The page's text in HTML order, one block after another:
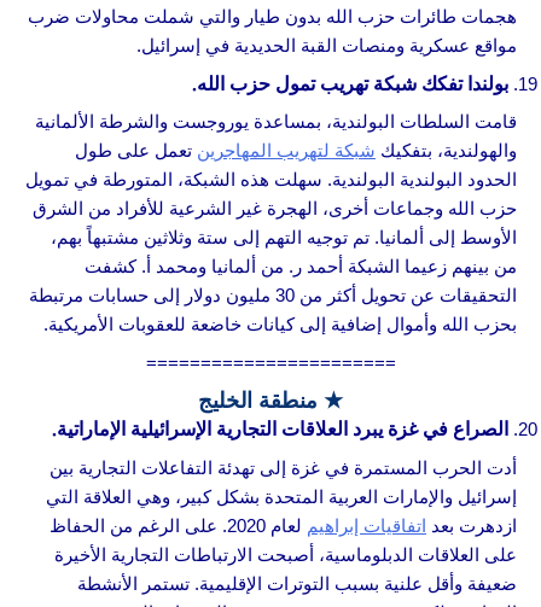
هجمات طائرات حزب الله بدون طيار والتي شملت محاولات ضرب
مواقع عسكرية ومنصات القبة الحديدية في إسرائيل.
بولندا تفكك شبكة تهريب تمول حزب الله.
قامت السلطات البولندية، بمساعدة يوروجست والشرطة الألمانية
والهولندية، بتفكيك شبكة لتهريب المهاجرين تعمل على طول
الحدود البولندية البولندية. سهلت هذه الشبكة، المتورطة في تمويل
حزب الله وجماعات أخرى، الهجرة غير الشرعية للأفراد من الشرق
الأوسط إلى ألمانيا. تم توجيه التهم إلى ستة وثلاثين مشتبهاً بهم،
من بينهم زعيما الشبكة أحمد ر. من ألمانيا ومحمد أ. كشفت
التحقيقات عن تحويل أكثر من 30 مليون دولار إلى حسابات مرتبطة
بحزب الله وأموال إضافية إلى كيانات خاضعة للعقوبات الأمريكية.
=======================
★ منطقة الخليج
الصراع في غزة يبرد العلاقات التجارية الإسرائيلية الإماراتية.
أدت الحرب المستمرة في غزة إلى تهدئة التفاعلات التجارية بين
إسرائيل والإمارات العربية المتحدة بشكل كبير، وهي العلاقة التي
ازدهرت بعد اتفاقيات إبراهيم
لعام 2020. على الرغم من الحفاظ
على العلاقات الدبلوماسية، أصبحت الارتباطات التجارية الأخيرة
ضعيفة وأقل علنية بسبب التوترات الإقليمية. تستمر الأنشطة